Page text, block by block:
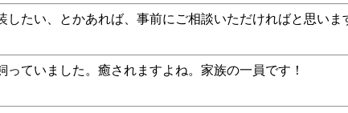
たい、とかあれば、事前にご相談いただければと思いま
ていました。癒されますよね。家族の一員です！